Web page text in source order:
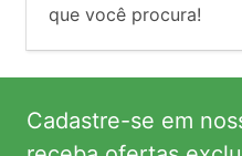
que você procura!
Cadastre-se em